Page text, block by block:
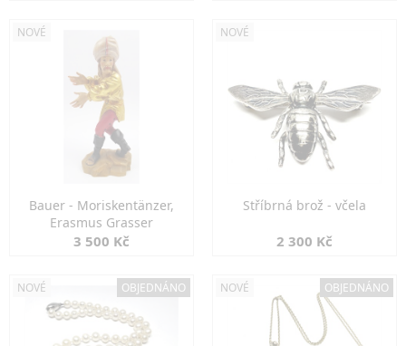
NOVÉ
Bauer - Moriskentänzer,
Erasmus Grasser
3 500 Kč
NOVÉ
Stříbrná brož - včela
2 300 Kč
NOVÉ OBJEDNÁNO NOVÉ OBJEDNÁNO